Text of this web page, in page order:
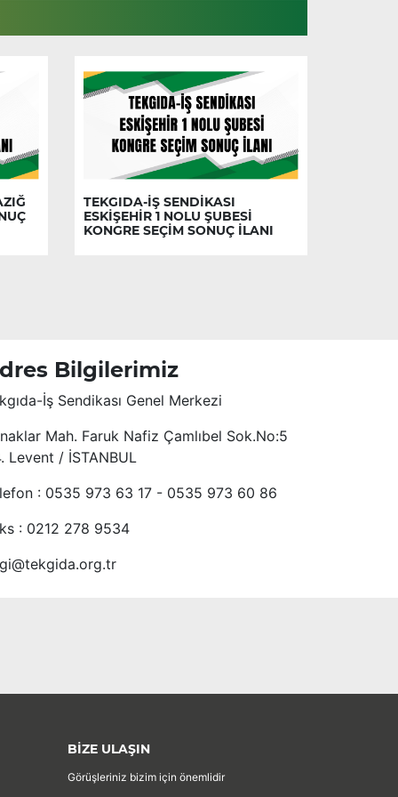
TEKGIDA-İŞ SENDİKASI
ESKİŞEHİR 1 NOLU ŞUBESİ
KONGRE SEÇİM SONUÇ İLANI
Bilgilerimiz
İş Sendikası Genel Merkezi
Mah. Faruk Nafiz Çamlıbel Sok.No:5
Levent / İSTANBUL
: 0535 973 63 17 - 0535 973 60 86
: 0212 278 9534
BİZE ULAŞIN
Görüşleriniz bizim için önemlidir